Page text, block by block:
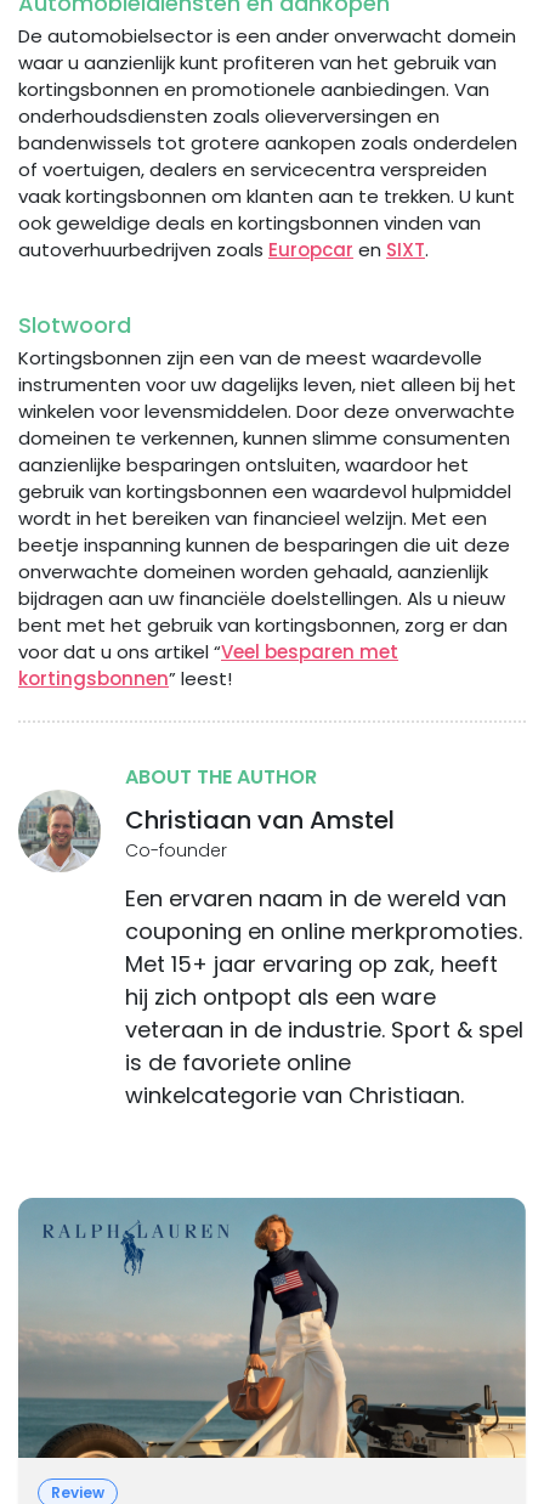
De automobielsector is een ander onverwacht domein
waar u aanzienlijk kunt profiteren van het gebruik van
kortingsbonnen en promotionele aanbiedingen. Van
onderhoudsdiensten zoals olieverversingen en
bandenwissels tot grotere aankopen zoals onderdelen
of voertuigen, dealers en servicecentra verspreiden
vaak kortingsbonnen om klanten aan te trekken. U kunt
ook geweldige deals en kortingsbonnen vinden van
autoverhuurbedrijven zoals Europcar en SIXT.
Slotwoord
Kortingsbonnen zijn een van de meest waardevolle
instrumenten voor uw dagelijks leven, niet alleen bij het
winkelen voor levensmiddelen. Door deze onverwachte
domeinen te verkennen, kunnen slimme consumenten
aanzienlijke besparingen ontsluiten, waardoor het
gebruik van kortingsbonnen een waardevol hulpmiddel
wordt in het bereiken van financieel welzijn. Met een
beetje inspanning kunnen de besparingen die uit deze
onverwachte domeinen worden gehaald, aanzienlijk
bijdragen aan uw financiële doelstellingen. Als u nieuw
bent met het gebruik van kortingsbonnen, zorg er dan
voor dat u ons artikel “Veel besparen met
kortingsbonnen” leest!
ABOUT THE AUTHOR
Christiaan van Amstel
Co-founder
Een ervaren naam in de wereld van
couponing en online merkpromoties.
Met 15+ jaar ervaring op zak, heeft
hij zich ontpopt als een ware
veteraan in de industrie. Sport & spel
is de favoriete online
winkelcategorie van Christiaan.
Review